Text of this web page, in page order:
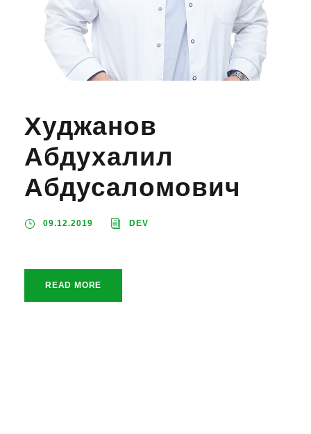
Худжанов
Абдухалил
Абдусаломович
09.12.2019 DEV
READ MORE